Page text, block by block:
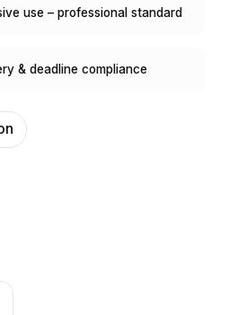
Les modèles
pouvons
et les usages
use – professional standard
& deadline compliance